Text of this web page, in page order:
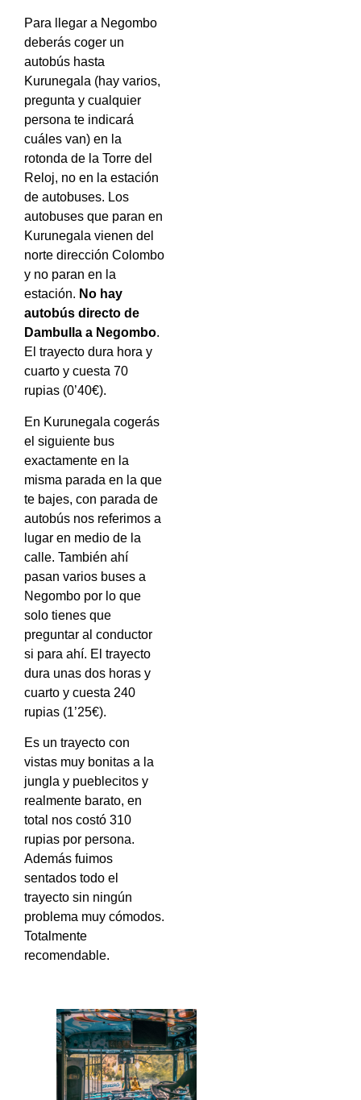
Para llegar a Negombo
deberás coger un
autobús hasta
Kurunegala (hay varios,
pregunta y cualquier
persona te indicará
cuáles van) en la
rotonda de la Torre del
Reloj, no en la estación
de autobuses. Los
autobuses que paran en
Kurunegala vienen del
norte dirección Colombo
y no paran en la
estación. No hay
autobús directo de
Dambulla a Negombo.
El trayecto dura hora y
cuarto y cuesta 70
rupias (0’40€).
En Kurunegala cogerás
el siguiente bus
exactamente en la
misma parada en la que
te bajes, con parada de
autobús nos referimos a
lugar en medio de la
calle. También ahí
pasan varios buses a
Negombo por lo que
solo tienes que
preguntar al conductor
si para ahí. El trayecto
dura unas dos horas y
cuarto y cuesta 240
rupias (1’25€).
Es un trayecto con
vistas muy bonitas a la
jungla y pueblecitos y
realmente barato, en
total nos costó 310
rupias por persona.
Además fuimos
sentados todo el
trayecto sin ningún
problema muy cómodos.
Totalmente
recomendable.